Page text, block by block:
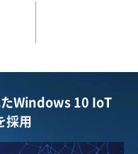
たWindows 10 IoT
採用